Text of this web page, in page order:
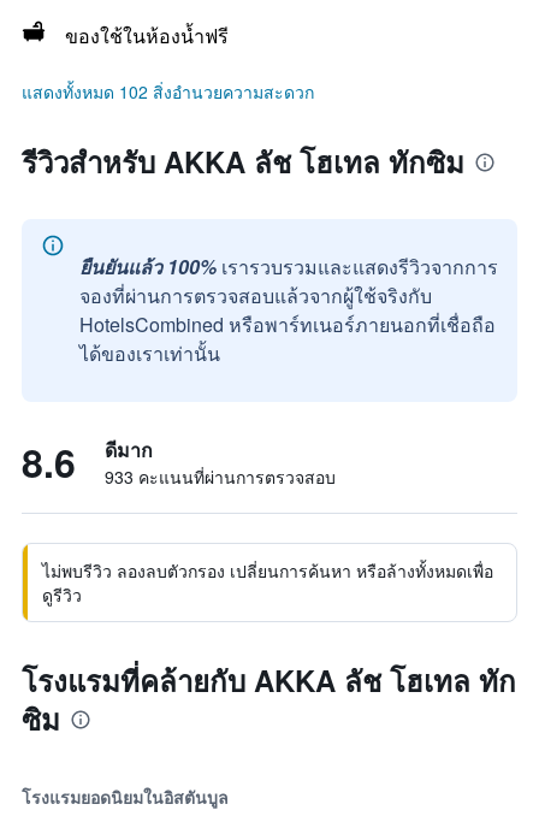
ของใช้ในห้องน้ำฟรี
แสดงทั้งหมด 102 สิ่งอำนวยความสะดวก
รีวิวสำหรับ AKKA ลัช โฮเทล ทักซิม
ยืนยันแล้ว 100% เรารวบรวมและแสดงรีวิวจากการ
จองที่ผ่านการตรวจสอบแล้วจากผู้ใช้จริงกับ
HotelsCombined หรือพาร์ทเนอร์ภายนอกที่เชื่อถือ
ได้ของเราเท่านั้น
8.6 ดีมาก
933 คะแนนที่ผ่านการตรวจสอบ
ไม่พบรีวิว ลองลบตัวกรอง เปลี่ยนการค้นหา หรือล้างทั้งหมดเพื่อ
ดูรีวิว
โรงแรมที่คล้ายกับ AKKA ลัช โฮเทล ทัก
ซิม
โรงแรมยอดนิยมในอิสตันบูล